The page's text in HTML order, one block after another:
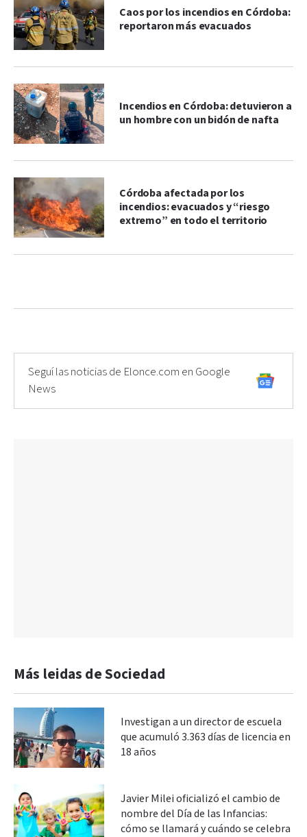
Caos por los incendios en Córdoba:
reportaron más evacuados
Incendios en Córdoba: detuvieron a
un hombre con un bidón de nafta
Córdoba afectada por los
incendios: evacuados y “riesgo
extremo” en todo el territorio
Seguí las noticias de Elonce.com en Google
News
Más leidas de Sociedad
Investigan a un director de escuela
que acumuló 3.363 días de licencia en
18 años
Javier Milei oficializó el cambio de
nombre del Día de las Infancias:
cómo se llamará y cuándo se celebra